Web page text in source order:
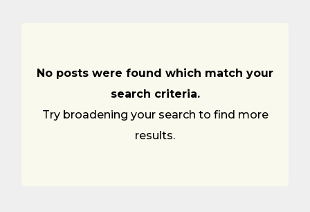
No posts were found which match your
search criteria.
Try broadening your search to find more
results.